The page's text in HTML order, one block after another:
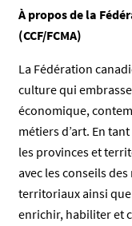
À propos de la
(CCF/FCMA)
La Fédération
culture qui
économique,
métiers d’art. En
les provinces et
avec les conseils
territoriaux ainsi
enrichir, habiliter et